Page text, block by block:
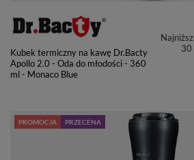
Kubek termiczny na kawę Dr.Bacty
Apollo 2.0 - Oda do młodości - 360
ml - Monaco Blue
30
PROMOCJA PRZECENA